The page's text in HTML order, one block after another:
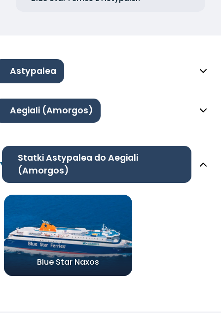
Astypalea
Aegiali (Amorgos)
Statki Astypalea do Aegiali
(Amorgos)
Blue Star Naxos